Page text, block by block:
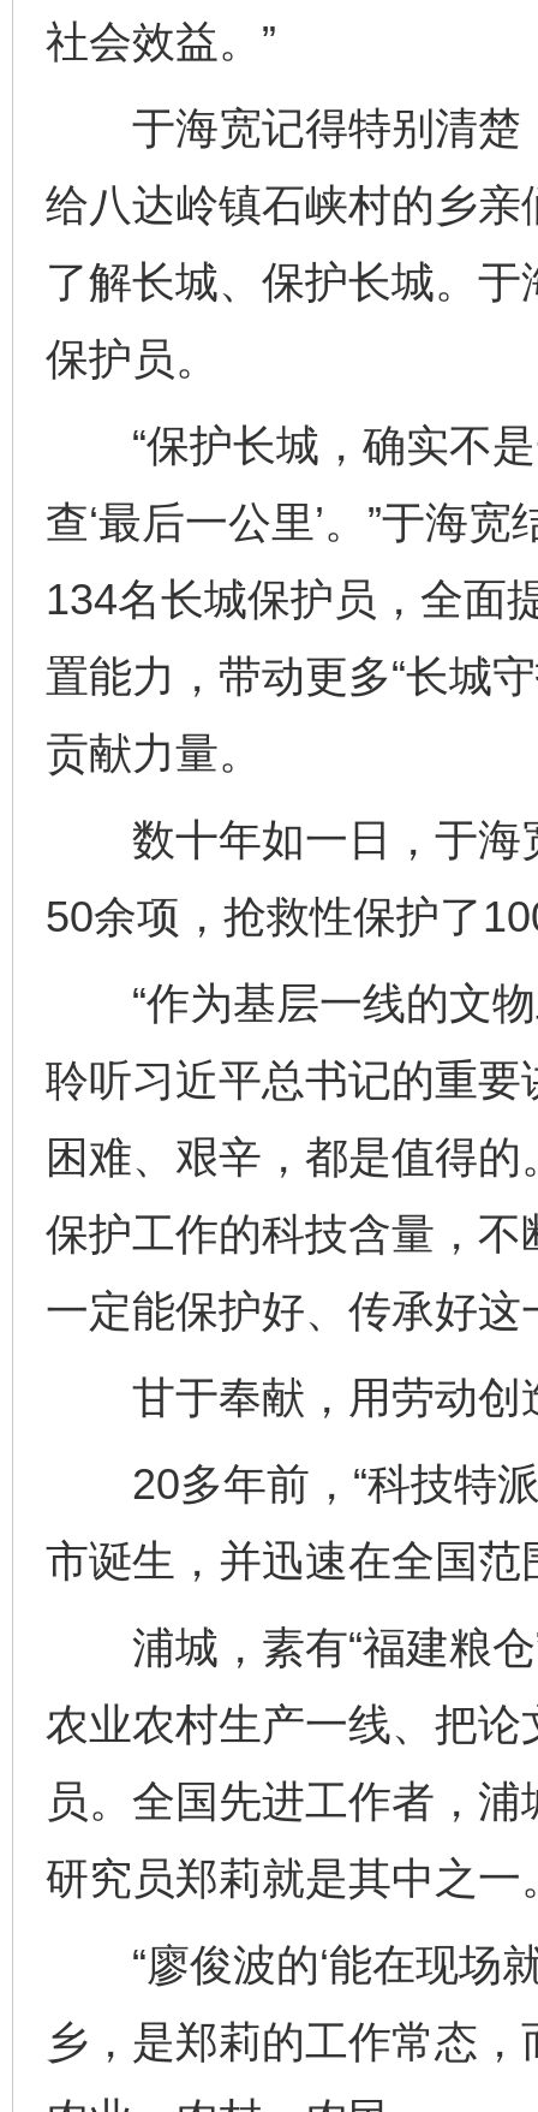
社会效益。”
于海宽记得特别清楚
给八达岭镇石峡村的乡
了解长城、保护长城。
保护员。
“保护长城，确实不是
查‘最后一公里’。”于海
134名长城保护员，全面
置能力，带动更多“长城
贡献力量。
数十年如一日，于海
50余项，抢救性保护了
“作为基层一线的文物
聆听习近平总书记的重
困难、艰辛，都是值得
保护工作的科技含量，
一定能保护好、传承好
甘于奉献，用劳动创
20多年前，“科技特派
市诞生，并迅速在全国范
浦城，素有“福建粮仓
农业农村生产一线、把
员。全国先进工作者，
研究员郑莉就是其中之一
“廖俊波的‘能在现场就
乡，是郑莉的工作常态